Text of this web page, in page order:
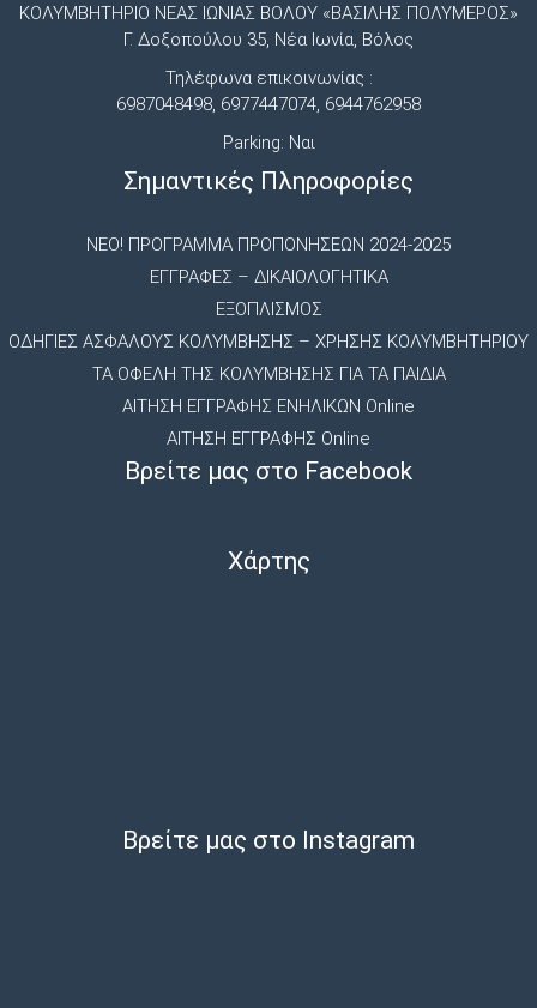
ΚΟΛΥΜΒΗΤΗΡΙΟ ΝΕΑΣ ΙΩΝΙΑΣ ΒΟΛΟΥ «ΒΑΣΙΛΗΣ ΠΟΛΥΜΕΡΟΣ»
Γ. Δοξοπούλου 35, Νέα Ιωνία, Βόλος
Τηλέφωνα επικοινωνίας :
6987048498, 6977447074, 6944762958
Parking: Ναι
Σημαντικές Πληροφορίες
NEO! ΠΡΟΓΡΑΜΜΑ ΠΡΟΠΟΝΗΣΕΩΝ 2024-2025
ΕΓΓΡΑΦΕΣ – ΔΙΚΑΙΟΛΟΓΗΤΙΚΑ
ΕΞΟΠΛΙΣΜΟΣ
ΟΔΗΓΙΕΣ ΑΣΦΑΛΟΥΣ ΚΟΛΥΜΒΗΣΗΣ – ΧΡΗΣΗΣ ΚΟΛΥΜΒΗΤΗΡΙΟΥ
ΤΑ ΟΦΕΛΗ ΤΗΣ ΚΟΛΥΜΒΗΣΗΣ ΓΙΑ ΤΑ ΠΑΙΔΙΑ
ΑΙΤΗΣΗ ΕΓΓΡΑΦΗΣ ΕΝΗΛΙΚΩΝ Online
ΑΙΤΗΣΗ ΕΓΓΡΑΦΗΣ Online
Βρείτε μας στο Facebook
Χάρτης
Βρείτε μας στο Instagram